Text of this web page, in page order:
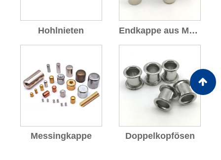
Hohlnieten Endkappe aus Messing
Messingkappe Doppelkopfösen